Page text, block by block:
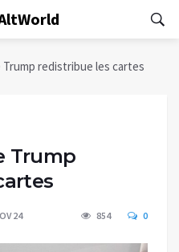
redistribue les cartes
Trump
24 854 0